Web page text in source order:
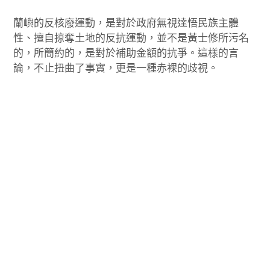
蘭嶼的反核廢運動，是對於政府無視達悟民族主體
性、擅自掠奪土地的反抗運動，並不是黃士修所污名
的，所簡約的，是對於補助金額的抗爭。這樣的言
論，不止扭曲了事實，更是一種赤裸的歧視。